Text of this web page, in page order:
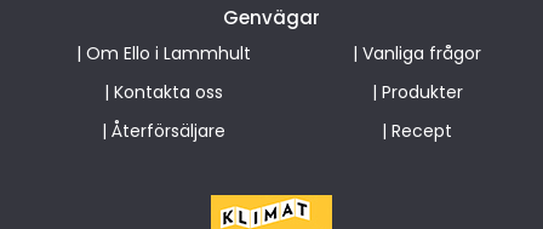
Genvägar
| Om Ello i Lammhult | Vanliga frågor
| Kontakta oss | Produkter
| Återförsäljare | Recept